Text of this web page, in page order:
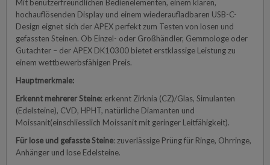
Mit benutzerfreundlichen Bedienelementen, einem klaren,
hochauflösenden Display und einem wiederaufladbaren USB-C-
Design eignet sich der APEX perfekt zum Testen von losen und
gefassten Steinen. Ob Einzel- oder Großhändler, Gemmologe oder
Gutachter – der APEX DK10300 bietet erstklassige Leistung zu
einem wettbewerbsfähigen Preis.
Hauptmerkmale:
Erkennt mehrerer Steine: erkennt Zirknia (CZ)/Glas, Simulanten
(Edelsteine), CVD, HPHT, natürliche Diamanten und
Moissanit(einschliesslich Moissanit mit geringer Leitfähigkeit).
Für lose und gefasste Steine: zuverlässige Prüng für Ringe, Ohrringe,
Anhänger und lose Edelsteine.